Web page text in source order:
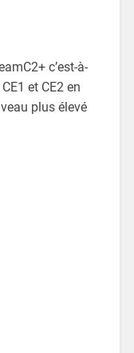
c’est-à-
et CE2 en
plus élevé